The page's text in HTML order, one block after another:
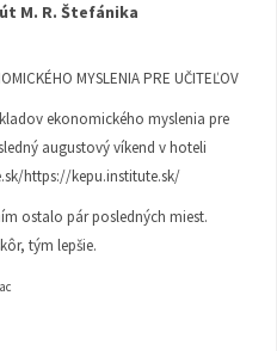
M. R. Štefánika
MYSLENIA PRE UČITEĽOV
ekonomického myslenia pre
augustový víkend v hoteli
https://kepu.institute.sk/
ostalo pár posledných miest.
tým lepšie.